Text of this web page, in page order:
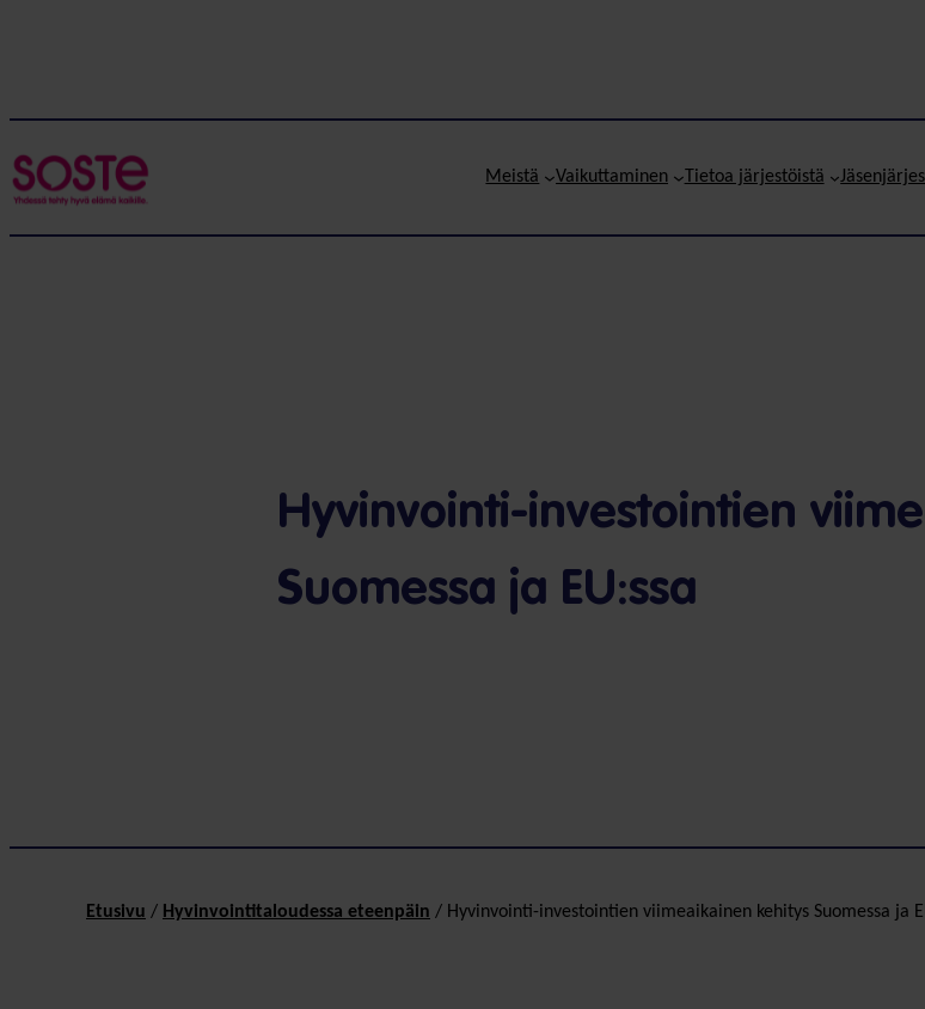
Meistä Vaikuttaminen Tietoa järjestöistä
Hyvinvointi-investointien
Suomessa ja EU:ssa
Etusivu / Hyvinvointitaloudessa eteenpäin / Hyvinvointi-investointien viimeaikainen kehitys Suomessa ja